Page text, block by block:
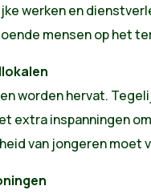
werken en
mensen op het
worden hervat.
extra inspanningen
van jongeren moet